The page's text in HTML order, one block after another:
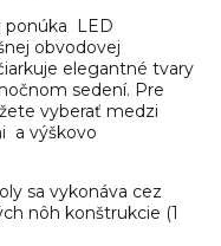
ponúka
LED
obvodovej
elegantné tvary
sedení. Pre
vyberať medzi
a výškovo
sa vykonáva cez
nôh konštrukcie (1